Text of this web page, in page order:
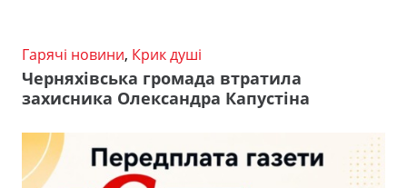
Гарячі новини, Крик душі
Черняхівська громада втратила
захисника Олександра Капустіна